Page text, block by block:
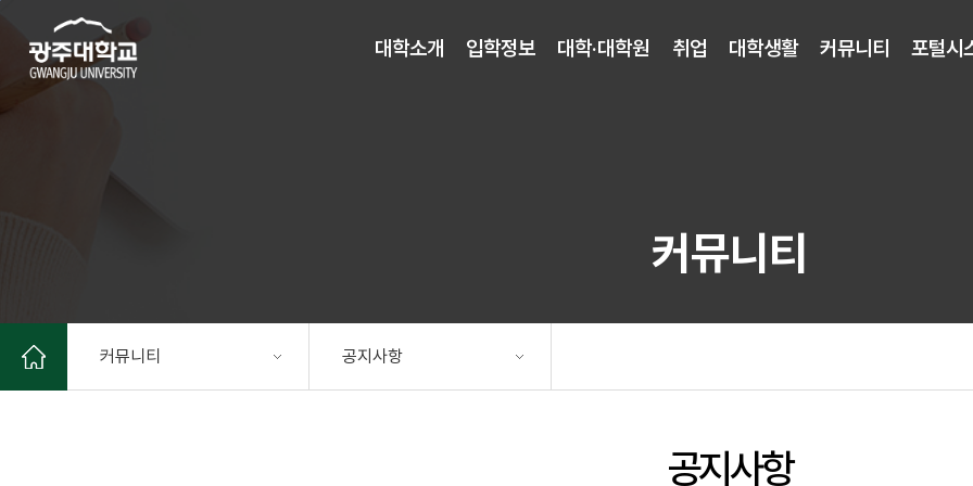
대학소개 입학정보 대학·대학원 취업 대학생활 커뮤니티 포털시
커뮤니티
커뮤니티 공지사항
공지사항